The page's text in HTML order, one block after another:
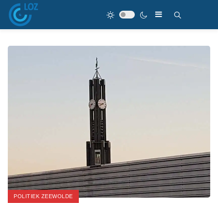
POLITIEK ZEEWOLDE